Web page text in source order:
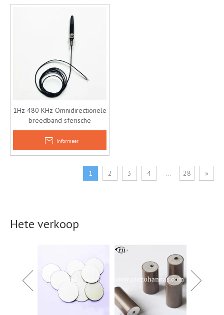
1Hz-480 KHz Omnidirectionele
breedband sferische
hydrofoon
Informeer
1 2 3 4 ... 28 »
Hete verkoop
goedkope piëzo-
keramische cilinder
PZT-materialen voor
piëzo-elektrische
kosten